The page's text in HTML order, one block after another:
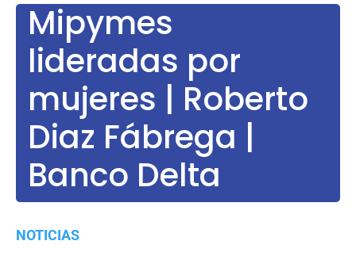
Mipymes
lideradas por
mujeres | Roberto
Diaz Fábrega |
Banco Delta
NOTICIAS